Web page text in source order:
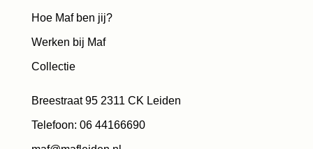
Hoe Maf ben jij?
Werken bij Maf
Collectie
Breestraat 95 2311 CK Leiden
Telefoon: 06 44166690